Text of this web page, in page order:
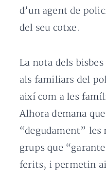
d’un agent de
del seu cotxe.
La nota dels
als familiars del
així com a les
Alhora demana
“degudament”
grups que
ferits, i permetin